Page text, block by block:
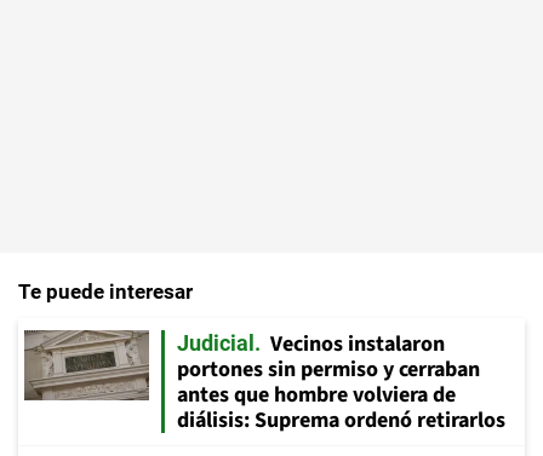
Te puede interesar
Judicial
Vecinos instalaron
portones sin permiso y cerraban
antes que hombre volviera de
diálisis: Suprema ordenó retirarlos